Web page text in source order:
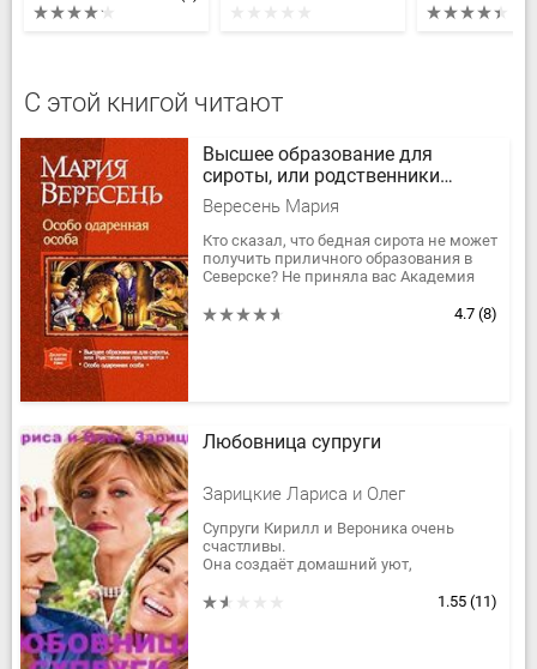
С этой книгой читают
Высшее образование для
сироты, или родственники
прилагаются
Вересень Мария
Кто сказал, что бедная сирота не может
получить приличного образования в
Северске? Не приняла вас Академия
Чаровниц! Не нравится...
4.7 (8)
Любовница супруги
Зарицкие Лариса и Олег
Супруги Кирилл и Вероника очень
счастливы.
Она создаёт домашний уют,
мужу верность, а он обеспечивает1.55 (11)